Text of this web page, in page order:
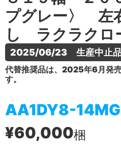
プグレー〉 左
し ラクラクロ
2025/06/23　生産中止
代替推奨品は、2025年6月発
す。
AA1DY8-
¥60,000梱